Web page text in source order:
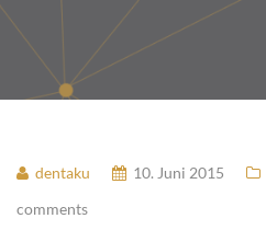
dentaku 10. Juni 2015
comments